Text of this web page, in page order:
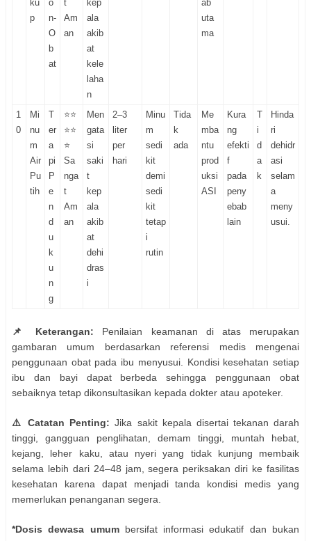
ku
p
o
n-
O
b
at
t
Am
an
kep
ala
akib
at
kele
laha
n
ab
uta
ma
1
0
Mi
nu
m
Air
Pu
tih
T
er
a
pi
P
e
n
d
u
k
u
n
g
⭐⭐
⭐⭐
⭐
Sa
nga
t
Am
an
Men
gata
si
saki
t
kep
ala
akib
at
dehi
dras
i
2–3
liter
per
hari
Minu
m
sedi
kit
demi
sedi
kit
tetap
i
rutin
Tida
k
ada
Me
mba
ntu
prod
uksi
ASI
Kura
ng
efekti
f
pada
peny
ebab
lain
T
i
d
a
k
Hinda
ri
dehidr
asi
selam
a
meny
usui.
📌 Keterangan: Penilaian keamanan di atas merupakan
gambaran umum berdasarkan referensi medis mengenai
penggunaan obat pada ibu menyusui. Kondisi kesehatan setiap
ibu dan bayi dapat berbeda sehingga penggunaan obat
sebaiknya tetap dikonsultasikan kepada dokter atau apoteker.
⚠️ Catatan Penting: Jika sakit kepala disertai tekanan darah
tinggi, gangguan penglihatan, demam tinggi, muntah hebat,
kejang, leher kaku, atau nyeri yang tidak kunjung membaik
selama lebih dari 24–48 jam, segera periksakan diri ke fasilitas
kesehatan karena dapat menjadi tanda kondisi medis yang
memerlukan penanganan segera.
*Dosis dewasa umumbersifat informasi edukatif dan bukan